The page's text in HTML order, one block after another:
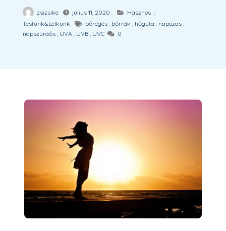
zsizsike július 11, 2020 Hasznos ,
Testünk&Lelkünk
bőrégés , bőrrák , hőguta , napozas ,
napszúráős , UVA , UVB , UVC 0